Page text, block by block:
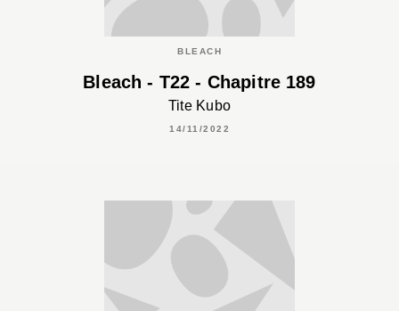
BLEACH
Bleach - T22 - Chapitre 189
Tite Kubo
14/11/2022